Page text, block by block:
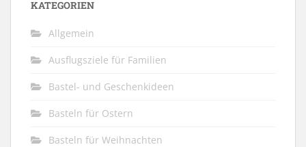
KATEGORIEN
Allgemein
Ausflugsziele für Familien
Bastel- und Geschenkideen
Basteln für Ostern
Basteln für Weihnachten